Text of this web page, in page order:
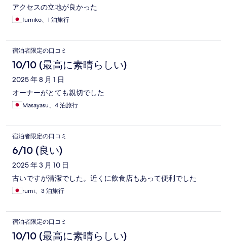
アクセスの立地が良かった
fumiko、1 泊旅行
宿泊者限定の口コミ
10/10 (最高に素晴らしい)
2025 年 8 月 1 日
オーナーがとても親切でした
Masayasu、4 泊旅行
宿泊者限定の口コミ
6/10 (良い)
2025 年 3 月 10 日
古いですが清潔でした。近くに飲食店もあって便利でした
rumi、3 泊旅行
宿泊者限定の口コミ
10/10 (最高に素晴らしい)